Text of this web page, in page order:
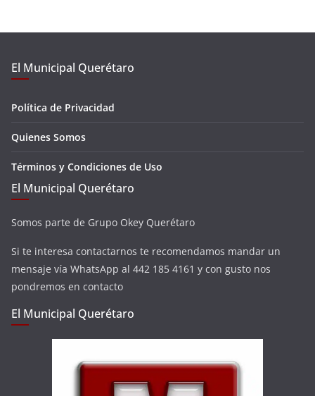
El Municipal Querétaro
Política de Privacidad
Quienes Somos
Términos y Condiciones de Uso
El Municipal Querétaro
Somos parte de Grupo Okey Querétaro
Si te interesa contactarnos te recomendamos mandar un
mensaje vía WhatsApp al 442 185 4161 y con gusto nos
pondremos en contacto
El Municipal Querétaro